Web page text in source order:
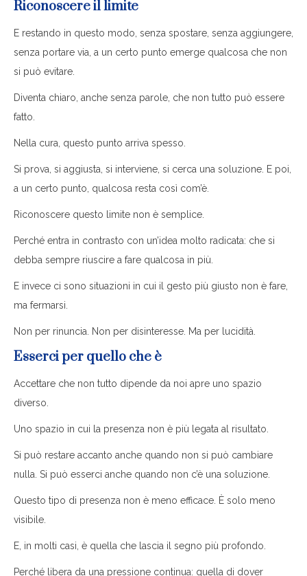
Riconoscere il limite
E restando in questo modo, senza spostare, senza aggiungere,
senza portare via, a un certo punto emerge qualcosa che non
si può evitare.
Diventa chiaro, anche senza parole, che non tutto può essere
fatto.
Nella cura, questo punto arriva spesso.
Si prova, si aggiusta, si interviene, si cerca una soluzione. E poi,
a un certo punto, qualcosa resta così com’è.
Riconoscere questo limite non è semplice.
Perché entra in contrasto con un’idea molto radicata: che si
debba sempre riuscire a fare qualcosa in più.
E invece ci sono situazioni in cui il gesto più giusto non è fare,
ma fermarsi.
Non per rinuncia. Non per disinteresse. Ma per lucidità.
Esserci per quello che è
Accettare che non tutto dipende da noi apre uno spazio
diverso.
Uno spazio in cui la presenza non è più legata al risultato.
Si può restare accanto anche quando non si può cambiare
nulla. Si può esserci anche quando non c’è una soluzione.
Questo tipo di presenza non è meno efficace. È solo meno
visibile.
E, in molti casi, è quella che lascia il segno più profondo.
Perché libera da una pressione continua: quella di dover